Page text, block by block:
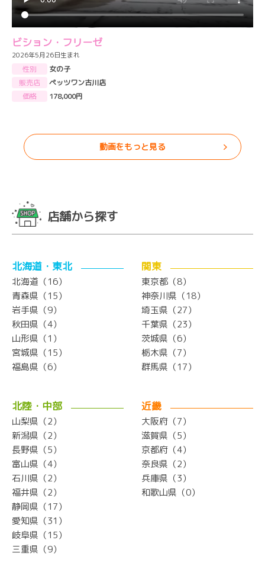
ビション・フリーゼ
2026年5月26日生まれ
性別
女の子
販売店
ペッツワン古川店
価格
178,000円
動画をもっと見る
店舗から探す
北海道・東北
北海道（16）
青森県（15）
岩手県（9）
秋田県（4）
山形県（1）
宮城県（15）
福島県（6）
関東
東京都（8）
神奈川県（18）
埼玉県（27）
千葉県（23）
茨城県（6）
栃木県（7）
群馬県（17）
北陸・中部
山梨県（2）
新潟県（2）
長野県（5）
富山県（4）
石川県（2）
福井県（2）
静岡県（17）
愛知県（31）
岐阜県（15）
三重県（9）
近畿
大阪府（7）
滋賀県（5）
京都府（4）
奈良県（2）
兵庫県（3）
和歌山県（0）